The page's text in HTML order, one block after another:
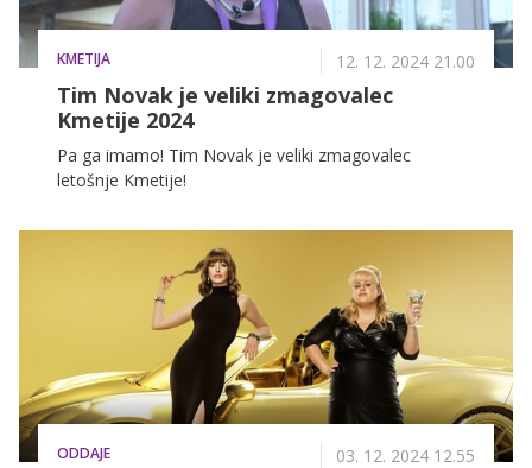
KMETIJA 12. 12. 2024 21.00
Tim Novak je veliki zmagovalec
Kmetije 2024
Pa ga imamo! Tim Novak je veliki zmagovalec
letošnje Kmetije!
ODDAJE 03. 12. 2024 12.55